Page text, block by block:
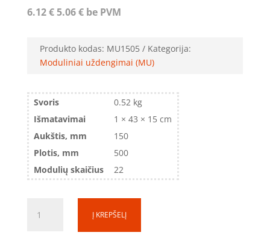
6.12€ 5.06€be PVM
Produkto kodas: MU1505
Kategorija:
Moduliniai uždengimai (MU)
Svoris
0.52 kg
Išmatavimai
1 × 43 × 15 cm
Aukštis, mm
150
Plotis, mm
500
Modulių skaičius
22
kiekis:
Į KREPŠELĮ